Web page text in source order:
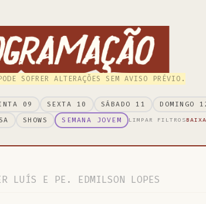
SOFRER ALTERAÇÕES SEM AVISO PRÉVIO.
09 SEXTA 10 SÁBADO 11 DOMINGO
SHOWS SEMANA JOVEM LIMPAR FILTROS
LUÍS E PE. EDMILSON LOPES